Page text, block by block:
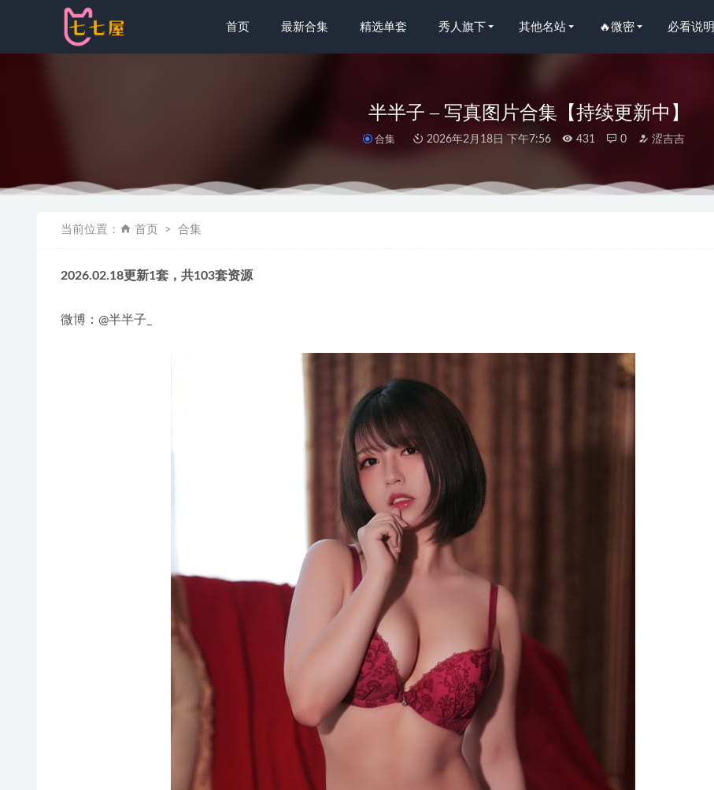
首页 最新合集 精选单套 秀人旗下 其他名站 🔥微密 必看说明
半半子 – 写真图片合集【持续更新中】
合集 2026年2月18日 下午7:56 431 0 涩吉吉
当前位置： 首页 合集
2026.02.18更新1套，共103套资源
微博：@半半子_